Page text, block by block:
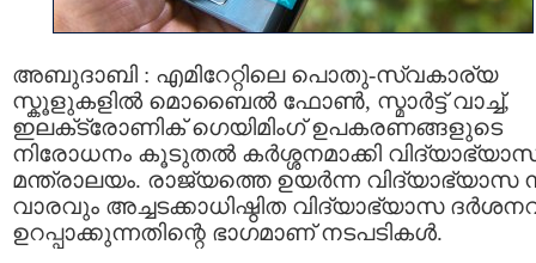
അബുദാബി : എമിറേറ്റിലെ പൊതു-സ്വകാര്യ
സ്കൂളുകളിൽ മൊബൈൽ ഫോൺ, സ്മാർട്ട് വാച്ച്,
ഇലക്‌ട്രോണിക് ഗെയിമിംഗ് ഉപകരണങ്ങളുടെ
നിരോധനം കൂടുതൽ കർശ്ശനമാക്കി
മന്ത്രാലയം. രാജ്യത്തെ ഉയർന്ന വിദ്യാഭ്യാസ
വാരവും അച്ചടക്കാധിഷ്ഠിത വിദ്യാഭ്യാസ
ഉറപ്പാക്കുന്നതിന്റെ ഭാഗമാണ് നടപടികൾ.